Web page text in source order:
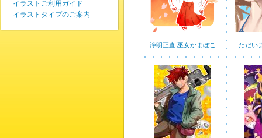
浄明正直 巫女かまぼこ ただい
イラストご利用ガイド
イラストタイプのご案内